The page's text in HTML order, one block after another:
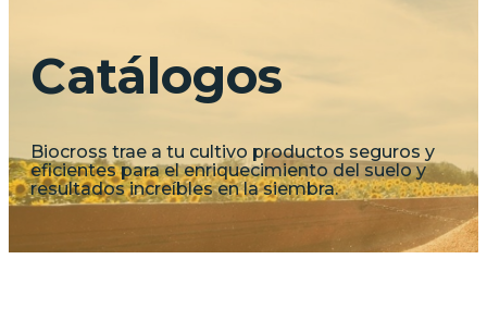
Catálogos
Biocross trae a tu cultivo productos seguros y
eficientes para el enriquecimiento del suelo y
resultados increíbles en la siembra.